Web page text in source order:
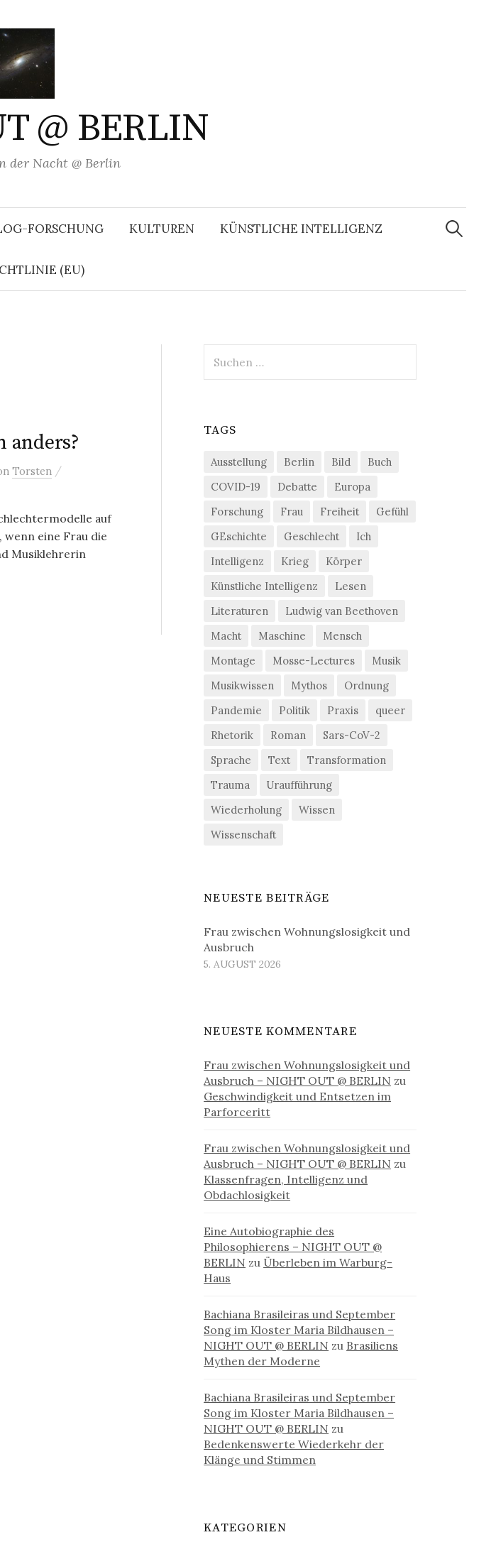
@ BERLIN
der Nacht @ Berlin
FORSCHUNG KULTUREN KÜNSTLICHE INTELLIGENZ
(EU)
Suchen
nach:
anders?
Torsten /
auf
wenn eine Frau die
Musiklehrerin
nach:
TAGS
Ausstellung Berlin Bild
Buch
COVID-19
Debatte
Europa
Forschung
Frau Freiheit
Gefühl
GEschichte
Geschlecht
Ich
Intelligenz
Krieg
Körper
Künstliche Intelligenz
Lesen
Literaturen
Ludwig van Beethoven
Macht
Maschine
Mensch
Montage
Mosse-Lectures
Musik
Musikwissen
Mythos
Ordnung
Pandemie
Politik Praxis
queer
Rhetorik
Roman
Sars-CoV-2
Sprache
Text
Transformation
Trauma
Uraufführung
Wiederholung
Wissen
Wissenschaft
NEUESTE BEITRÄGE
Frau zwischen Wohnungslosigkeit und
Ausbruch
5. AUGUST 2026
NEUESTE KOMMENTARE
Frau zwischen Wohnungslosigkeit und
Ausbruch – NIGHT OUT @ BERLIN zu
Geschwindigkeit und Entsetzen im
Parforceritt
Frau zwischen Wohnungslosigkeit und
Ausbruch – NIGHT OUT @ BERLIN zu
Klassenfragen, Intelligenz und
Obdachlosigkeit
Eine Autobiographie des
Philosophierens – NIGHT OUT @
BERLIN zu Überleben im Warburg-
Haus
Bachiana Brasileiras und September
Song im Kloster Maria Bildhausen –
NIGHT OUT @ BERLIN zu Brasiliens
Mythen der Moderne
Bachiana Brasileiras und September
Song im Kloster Maria Bildhausen –
NIGHT OUT @ BERLIN zu
Bedenkenswerte Wiederkehr der
Klänge und Stimmen
KATEGORIEN